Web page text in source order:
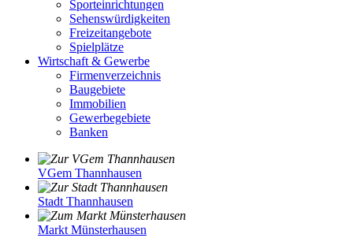
Sporteinrichtungen
Sehenswürdigkeiten
Freizeitangebote
Spielplätze
Wirtschaft & Gewerbe
Firmenverzeichnis
Baugebiete
Immobilien
Gewerbegebiete
Banken
VGem Thannhausen
Stadt Thannhausen
Markt Münsterhausen